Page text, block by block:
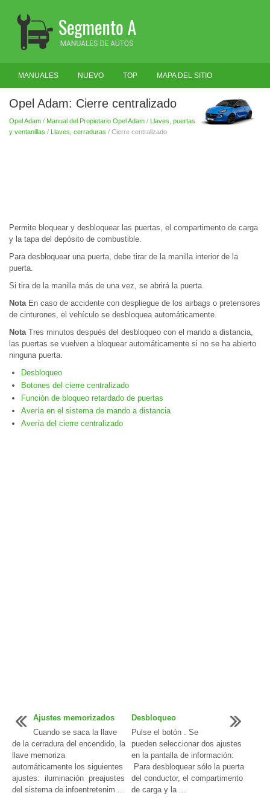
MANUALES NUEVO TOP MAPA DEL SITIO
BUSCAR
Opel Adam: Cierre centralizado
Opel Adam / Manual del Propietario Opel Adam / Llaves, puertas
y ventanillas / Llaves, cerraduras / Cierre centralizado
Permite bloquear y desbloquear las puertas, el compartimento de carga
y la tapa del depósito de combustible.
Para desbloquear una puerta, debe tirar de la manilla interior de la
puerta.
Si tira de la manilla más de una vez, se abrirá la puerta.
NotaEn caso de accidente con despliegue de los airbags o pretensores
de cinturones, el vehículo se desbloquea automáticamente.
NotaTres minutos después del desbloqueo con el mando a distancia,
las puertas se vuelven a bloquear automáticamente si no se ha abierto
ninguna puerta.
Desbloqueo
Botones del cierre centralizado
Función de bloqueo retardado de puertas
Avería en el sistema de mando a distancia
Avería del cierre centralizado
Ajustes memorizados
Cuando se saca la llave
de la cerradura del encendido, la
llave memoriza
automáticamente los siguientes
ajustes: iluminación preajustes
del sistema de infoentretenim ...
Desbloqueo
Pulse el botón . Se
pueden seleccionar dos ajustes
en la pantalla de información:
Para desbloquear sólo la puerta
del conductor, el compartimento
de carga y la ...